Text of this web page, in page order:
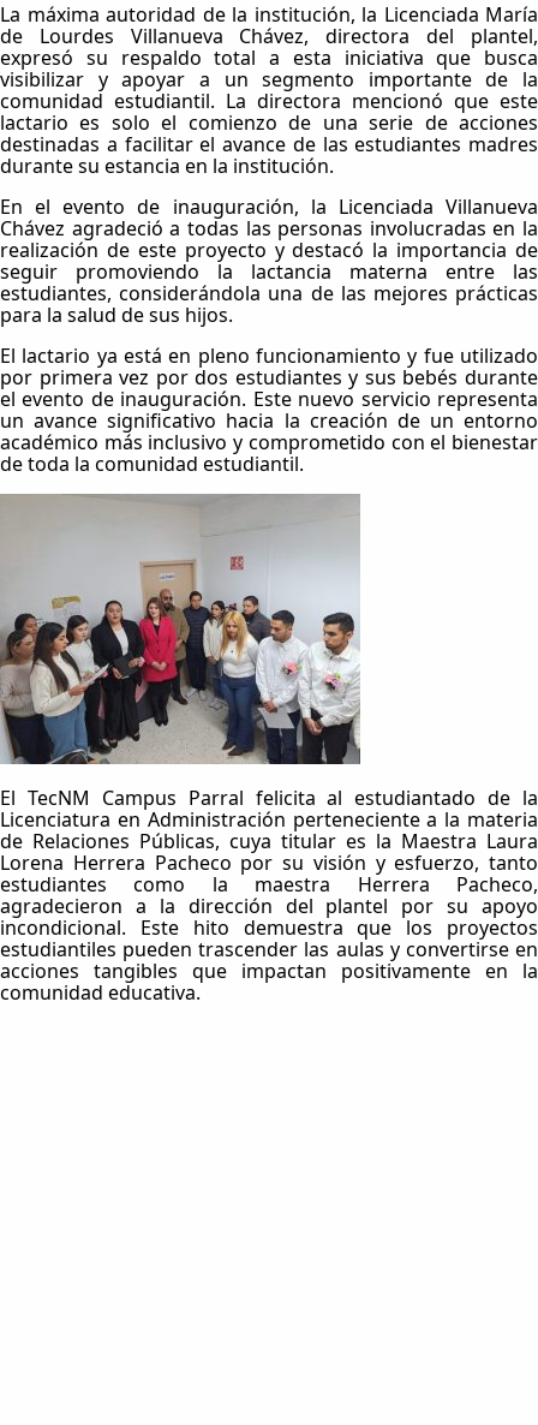
La máxima autoridad de la institución, la Licenciada María
de Lourdes Villanueva Chávez, directora del plantel,
expresó su respaldo total a esta iniciativa que busca
visibilizar y apoyar a un segmento importante de la
comunidad estudiantil. La directora mencionó que este
lactario es solo el comienzo de una serie de acciones
destinadas a facilitar el avance de las estudiantes madres
durante su estancia en la institución.
En el evento de inauguración, la Licenciada Villanueva
Chávez agradeció a todas las personas involucradas en la
realización de este proyecto y destacó la importancia de
seguir promoviendo la lactancia materna entre las
estudiantes, considerándola una de las mejores prácticas
para la salud de sus hijos.
El lactario ya está en pleno funcionamiento y fue utilizado
por primera vez por dos estudiantes y sus bebés durante
el evento de inauguración. Este nuevo servicio representa
un avance significativo hacia la creación de un entorno
académico más inclusivo y comprometido con el bienestar
de toda la comunidad estudiantil.
El TecNM Campus Parral felicita al estudiantado de la
Licenciatura en Administración perteneciente a la materia
de Relaciones Públicas, cuya titular es la Maestra Laura
Lorena Herrera Pacheco por su visión y esfuerzo, tanto
estudiantes como la maestra Herrera Pacheco,
agradecieron a la dirección del plantel por su apoyo
incondicional. Este hito demuestra que los proyectos
estudiantiles pueden trascender las aulas y convertirse en
acciones tangibles que impactan positivamente en la
comunidad educativa.